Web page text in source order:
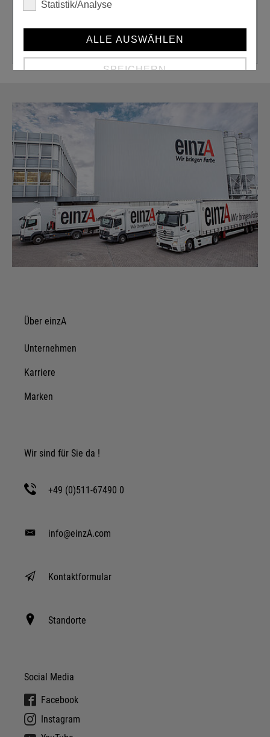
Gürtel
Über einzA
Unternehmen
Karriere
Marken
Wir sind für Sie da !
+49 (0)511-67490 0
info@einzA.com
Kontaktformular
Standorte
Social Media
Facebook
Instagram
Statistik/Analyse
ALLE AUSWÄHLEN
SPEICHERN
Details anzeigen
Datenschutz